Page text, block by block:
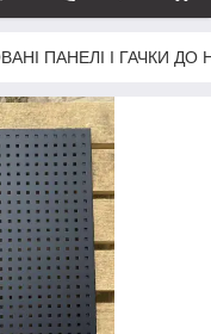
ПАНЕЛІ І ГАЧКИ ДО